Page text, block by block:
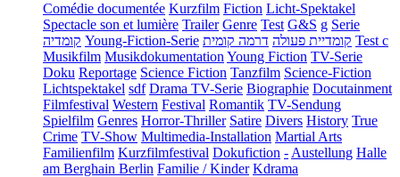
Comédie documentée Kurzfilm Fiction Licht-Spektakel
Spectacle son et lumière Trailer Genre Test G&S g Serie
קומדיה Young-Fiction-Serie קומדיית פעולה דרמה קומית
Test c
Musikfilm Musikdokumentation Young Fiction TV-Serie
Doku Reportage Science Fiction Tanzfilm Science-Fiction
Lichtspektakel sdf Drama TV-Serie Biographie Docutainment
Filmfestival Western Festival Romantik TV-Sendung
Spielfilm Genres Horror-Thriller Satire Divers History True
Crime TV-Show Multimedia-Installation Martial Arts
Familienfilm Kurzfilmfestival Dokufiction - Austellung Halle
am Berghain Berlin Familie / Kinder Kdrama